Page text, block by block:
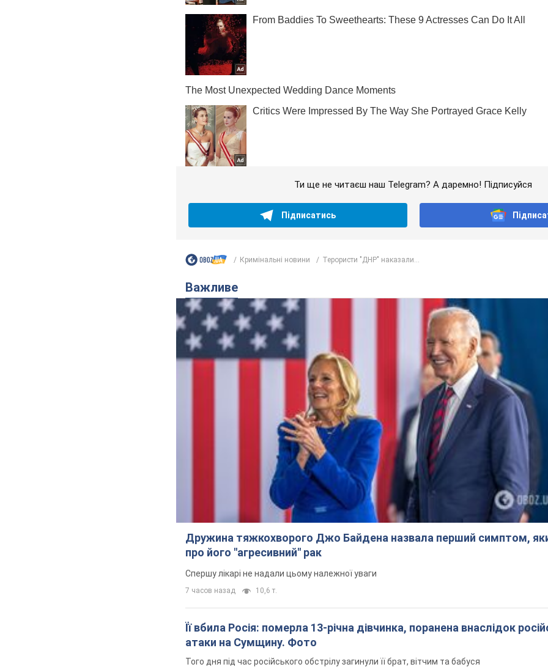
Ти ще не читаєш наш Telegram? А даремно! Підписуйся
Підписатись
Кримінальні новини Терористи "ДНР" наказали...
Важливе
Дружина тяжкохворого Джо Байдена назвала перший симптом,
про його "агресивний" рак
Спершу лікарі не надали цьому належної уваги
7 часов назад 10,6 т.
Її вбила Росія: померла 13-річна дівчинка, поранена внаслідок
атаки на Сумщину. Фото
Того дня під час російського обстрілу загинули її брат, вітчим та бабуся